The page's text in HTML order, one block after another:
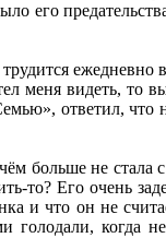
его
ежедневно
меня видеть, то
ответил, что
больше не стала
то? Его очень
и что он не
когда